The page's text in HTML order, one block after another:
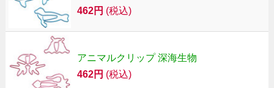
462円 (税込)
アニマルクリップ 深海生物
462円 (税込)